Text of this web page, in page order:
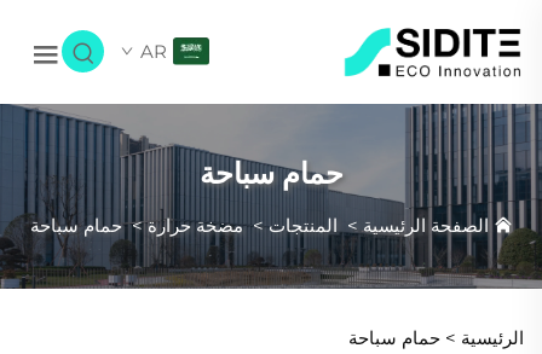
AR
حمام سباحة
الصفحة الرئيسية> المنتجات>مضخة حرارة>حمام سباحة
الرئيسية > حمام سباحة